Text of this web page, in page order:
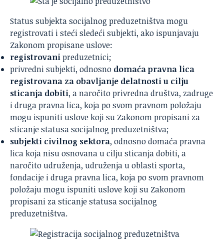
Status subjekta socijalnog preduzetništva mogu
registrovati i steći sledeći subjekti, ako ispunjavaju
Zakonom propisane uslove:
registrovanipreduzetnici;
privredni subjekti, odnosno domaća pravna lica
registrovana za obavljanje delatnosti u cilju
sticanja dobiti, a naročito privredna društva, zadruge
i druga pravna lica, koja po svom pravnom položaju
mogu ispuniti uslove koji su Zakonom propisani za
sticanje statusa socijalnog preduzetništva;
subjekti civilnog sektora, odnosno domaća pravna
lica koja nisu osnovana u cilju sticanja dobiti, a
naročito udruženja, udruženja u oblasti sporta,
fondacije i druga pravna lica, koja po svom pravnom
položaju mogu ispuniti uslove koji su Zakonom
propisani za sticanje statusa socijalnog
preduzetništva.